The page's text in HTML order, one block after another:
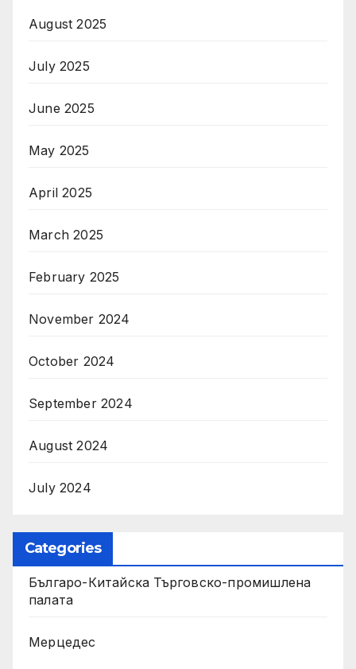
August 2025
July 2025
June 2025
May 2025
April 2025
March 2025
February 2025
November 2024
October 2024
September 2024
August 2024
July 2024
Categories
Българо-Китайска Търговско-промишлена
палaта
Мерцедес